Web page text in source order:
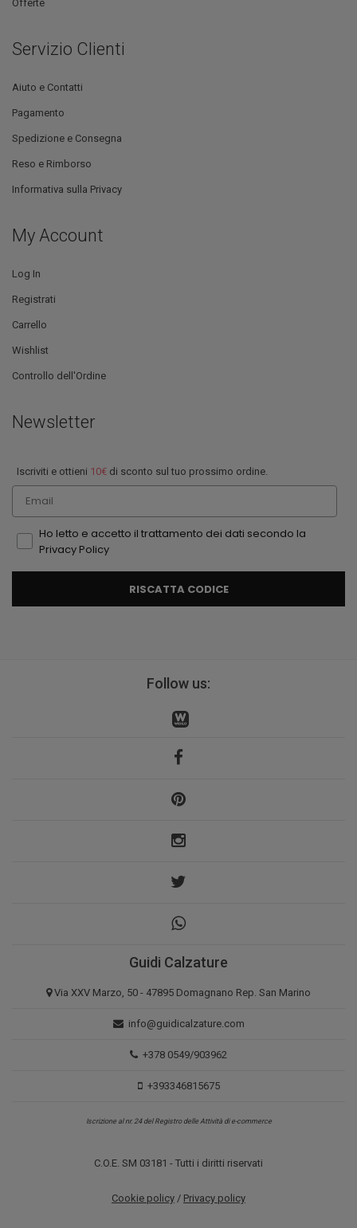
Offerte
Servizio Clienti
Aiuto e Contatti
Pagamento
Spedizione e Consegna
Reso e Rimborso
Informativa sulla Privacy
My Account
Log In
Registrati
Carrello
Wishlist
Controllo dell'Ordine
Newsletter
Iscriviti e ottieni 10€ di sconto sul tuo prossimo ordine.
Email
Ho letto e accetto il trattamento dei dati secondo la
Privacy Policy
RISCATTA CODICE
Follow us:
Guidi Calzature
Via XXV Marzo, 50 - 47895 Domagnano Rep. San Marino
info@guidicalzature.com
+378 0549/903962
+393346815675
Iscrizione al nr. 24 del Registro delle Attività di e-commerce
C.O.E. SM 03181 - Tutti i diritti riservati
Cookie policy / Privacy policy